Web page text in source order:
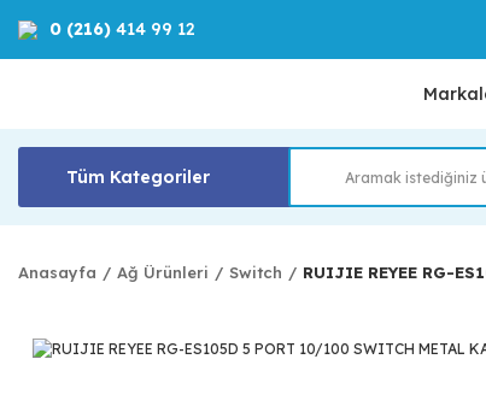
0 (216) 414 99 12
Tüm Kategoriler
Anasayfa Ağ Ürünleri Switch RUIJIE REYEE RG-